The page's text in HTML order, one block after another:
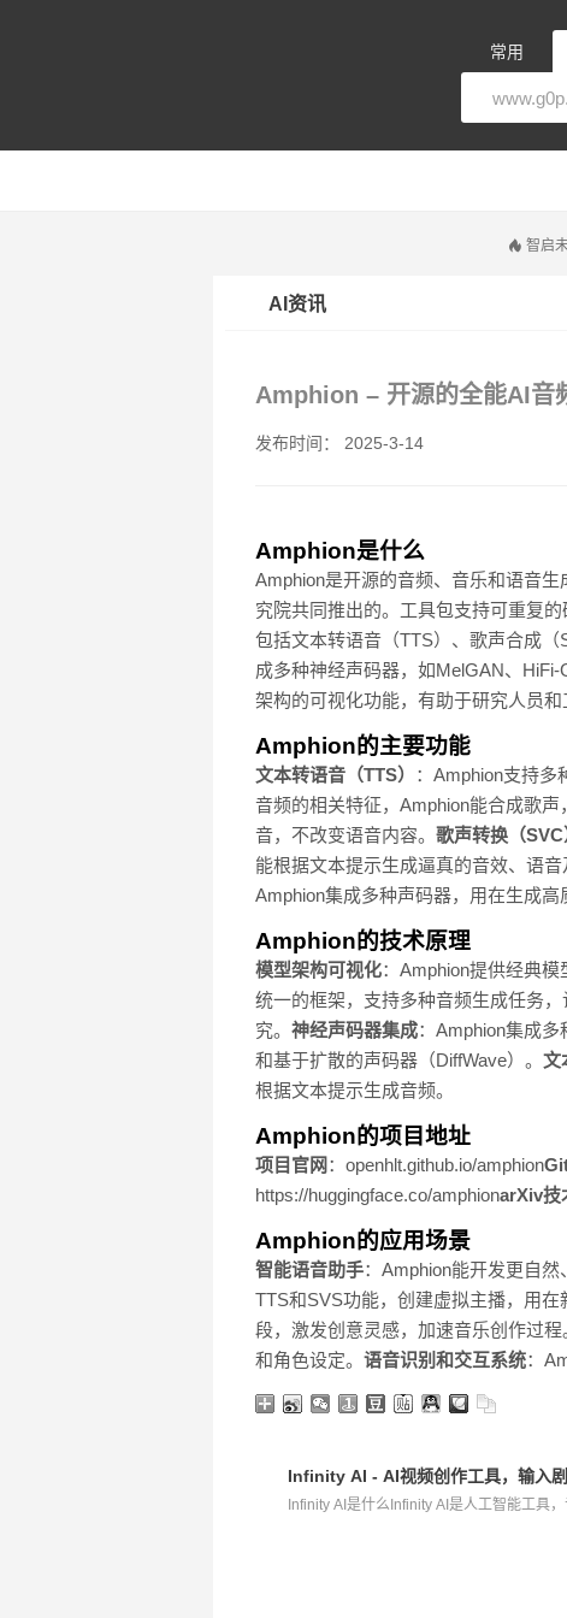
常用
智启
AI资讯
Amphion – 开源的全能AI音
发布时间： 2025-3-14
Amphion是什么
Amphion是开源的音频、音乐和语音
究院共同推出的。工具包支持可重复
包括文本转语音（TTS）、歌声合成
成多种神经声码器，如MelGAN、
架构的可视化功能，有助于研究人员
Amphion的主要功能
文本转语音（TTS） ：Amphion支持多
音频的相关特征，Amphion能合成歌声
音，不改变语音内容。 歌声转换（SVC
能根据文本提示生成逼真的音效、语音
Amphion集成多种声码器，用在生成高
Amphion的技术原理
模型架构可视化：Amphion提供经典
统一的框架，支持多种音频生成任务，
究。 神经声码器集成：Amphion集成
和基于扩散的声码器（DiffWave）。 文
根据文本提示生成音频。
Amphion的项目地址
项目官网 ：openhlt.github.io/amphion
https://huggingface.co/amphionarXiv技
Amphion的应用场景
智能语音助手：Amphion能开发更自
TTS和SVS功能，创建虚拟主播，用在
段，激发创意灵感，加速音乐创作过程
和角色设定。 语音识别和交互系统：
Infinity AI - AI视频创作工具，输入剧
Infinity AI是什么Infinity AI是人工智能工具